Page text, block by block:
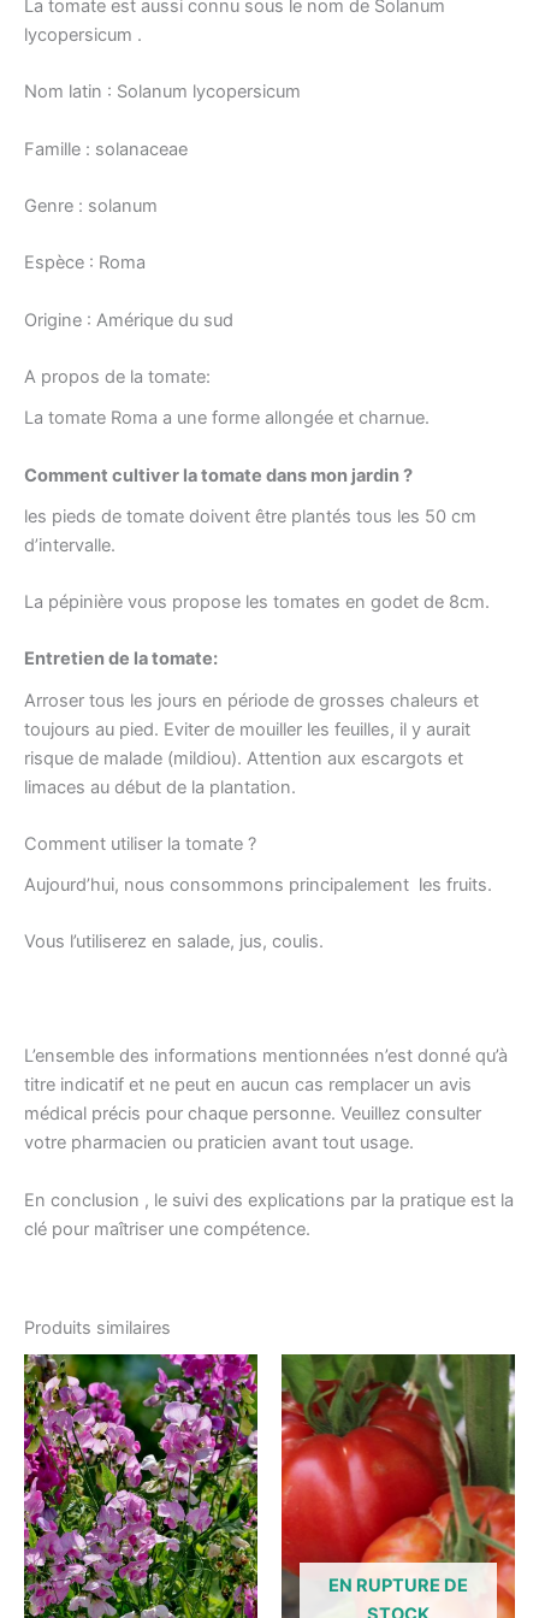
La tomate est aussi connu sous le nom de Solanum
lycopersicum .
Nom latin : Solanum lycopersicum
Famille : solanaceae
Genre : solanum
Espèce : Roma
Origine : Amérique du sud
A propos de la tomate:
La tomate Roma a une forme allongée et charnue.
Comment cultiver la tomate dans mon jardin ?
les pieds de tomate doivent être plantés tous les 50 cm
d’intervalle.
La pépinière vous propose les tomates en godet de 8cm.
Entretien de la tomate:
Arroser tous les jours en période de grosses chaleurs et
toujours au pied. Eviter de mouiller les feuilles, il y aurait
risque de malade (mildiou). Attention aux escargots et
limaces au début de la plantation.
Comment utiliser la tomate ?
Aujourd’hui, nous consommons principalement les fruits.
Vous l’utiliserez en salade, jus, coulis.
L’ensemble des informations mentionnées n’est donné qu’à
titre indicatif et ne peut en aucun cas remplacer un avis
médical précis pour chaque personne. Veuillez consulter
votre pharmacien ou praticien avant tout usage.
En conclusion , le suivi des explications par la pratique est la
clé pour maîtriser une compétence.
Produits similaires
EN RUPTURE DE